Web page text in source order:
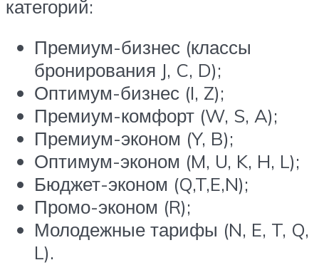
категорий:
Премиум-бизнес (классы
бронирования J, C, D);
Оптимум-бизнес (I, Z);
Премиум-комфорт (W, S, A);
Премиум-эконом (Y, B);
Оптимум-эконом (M, U, K, H, L);
Бюджет-эконом (Q,T,E,N);
Промо-эконом (R);
Молодежные тарифы (N, E, T, Q,
L).